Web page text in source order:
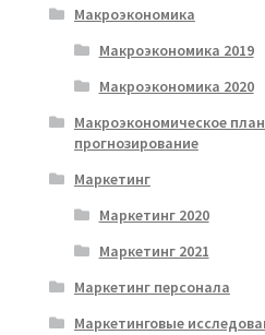
Макроэкономика
Макроэкономика 2019
Макроэкономика 2020
Макроэкономическое
прогнозирование
Маркетинг
Маркетинг 2020
Маркетинг 2021
Маркетинг персонала
Маркетинговые